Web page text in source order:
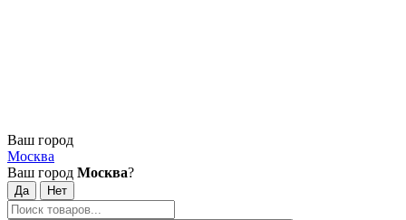
Ваш город
Москва
Ваш город Москва?